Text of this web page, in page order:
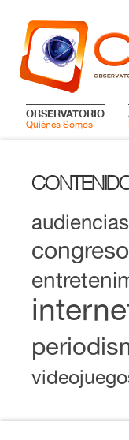
OBSERVATORIO
Quiénes Somos
audiencias